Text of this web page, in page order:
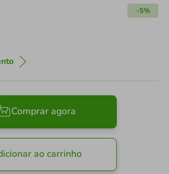
-5%
Comprar agora
ao carrinho